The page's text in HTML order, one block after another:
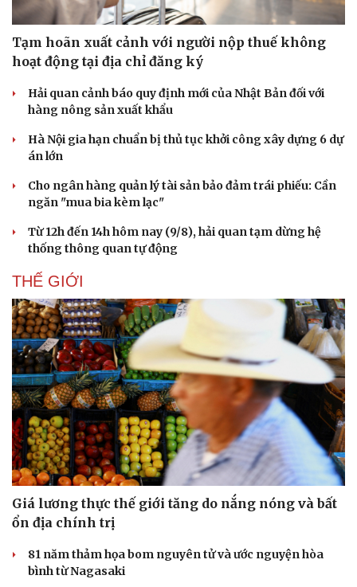
Doanh nghiệp
Thông tin doanh nghiệp
Doanh nghiệp 24h
Doanh nhân
Vì cộng đồng
Công nghệ
Sành điệu
Tin Công nghệ
Trải nghiệm
Chuyển đổi số
Tạm hoãn xuất cảnh với người nộp thuế không
hoạt động tại địa chỉ đăng ký
Hải quan cảnh báo quy định mới của Nhật Bản đối với
hàng nông sản xuất khẩu
Hà Nội gia hạn chuẩn bị thủ tục khởi công xây dựng 6 dự
án lớn
Cho ngân hàng quản lý tài sản bảo đảm trái phiếu: Cần
ngăn "mua bia kèm lạc"
Từ 12h đến 14h hôm nay (9/8), hải quan tạm dừng hệ
thống thông quan tự động
THẾ GIỚI
Giá lương thực thế giới tăng do nắng nóng và bất
ổn địa chính trị
81 năm thảm họa bom nguyên tử và ước nguyện hòa
bình từ Nagasaki